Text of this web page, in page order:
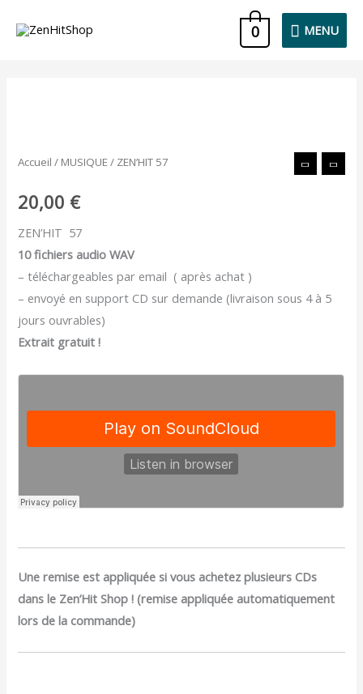
MENU
MENU
0
Accueil / MUSIQUE / ZEN’HIT 57
20,00 €
ZEN’HIT 57
10 fichiers audio WAV
– téléchargeables par email ( après achat )
– envoyé en support CD sur demande (livraison sous 4 à 5
jours ouvrables)
Extrait gratuit !
Une remise est appliquée si vous achetez plusieurs CDs
dans le Zen’Hit Shop ! (remise appliquée automatiquement
lors de la commande)
57